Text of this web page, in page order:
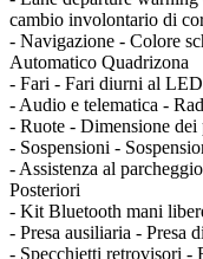
cambio involontario di
- Navigazione - Colore
Automatico Quadrizona
- Fari - Fari diurni al LED
- Audio e telematica -
- Ruote - Dimensione
- Sospensioni -
- Assistenza al
Posteriori
- Kit Bluetooth mani
- Presa ausiliaria - Presa
- Specchietti retrovisori -